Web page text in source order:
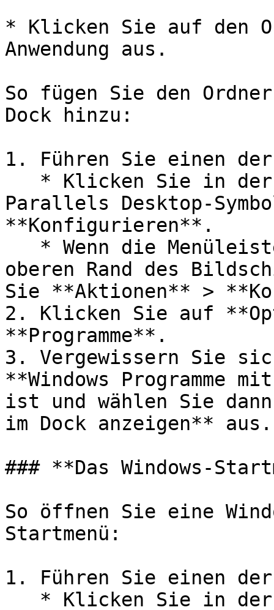
* Klicken Sie auf den
Anwendung aus.
So fügen Sie den
Dock hinzu:
1. Führen Sie einen
Parallels Desktop-
**Konfigurieren**.
oberen Rand des
Sie **Aktionen** >
2. Klicken Sie auf
**Programme**.
3. Vergewissern Sie
**Windows Programme
ist und wählen Sie dann
im Dock anzeigen** aus.
### **Das Windows-
So öffnen Sie eine
Startmenü:
1. Führen Sie einen